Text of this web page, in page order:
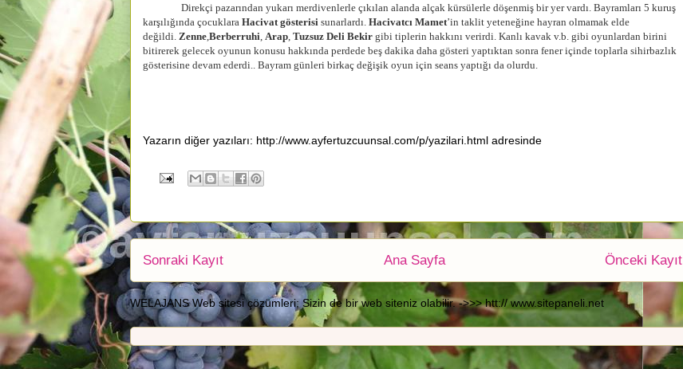
Direkçi pazarından yukarı merdivenlerle çıkılan alanda alçak kürsülerle döşenmiş bir yer vardı. Bayramları 5 kuruş
karşılığında çocuklara Hacivat gösterisi sunarlardı. Hacivatcı Mamet’in taklit yeteneğine hayran olmamak elde
değildi. Zenne Berberruhi Arap Tuzsuz Deli Bekir gibi tiplerin hakkını verirdi. Kanlı kavak v.b. gibi oyunlardan birini
bitirerek gelecek oyunun konusu hakkında perdede beş dakika daha gösteri yaptıktan sonra fener içinde toplarla sihirbazlık
gösterisine devam ederdi.. Bayram günleri birkaç değişik oyun için seans yaptığı da olurdu.
Yazarın diğer yazıları: http://www.ayfertuzcuunsal.com/p/yazilari.html adresinde
Sonraki Kayıt Önceki Kayıt
Ana Sayfa
WELAJANS Web sitesi çözümleri; Sizin de bir web siteniz olabilir. ->>> htt:// www.sitepaneli.net